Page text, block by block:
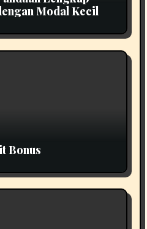
Modal Kecil
Bonus